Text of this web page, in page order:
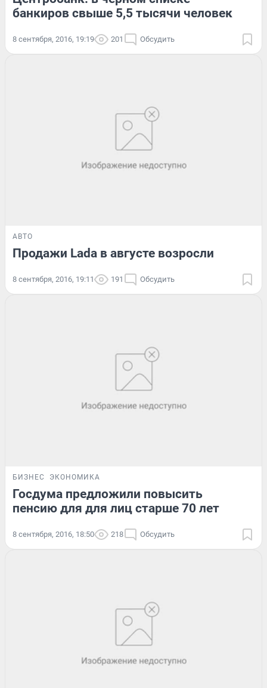
банкиров свыше 5,5 тысячи человек
8 сентября, 2016, 19:19 201 Обсудить
АВТО
Продажи Lada в августе возросли
8 сентября, 2016, 19:11 191 Обсудить
БИЗНЕС ЭКОНОМИКА
Госдума предложили повысить
пенсию для для лиц старше 70 лет
8 сентября, 2016, 18:50 218 Обсудить